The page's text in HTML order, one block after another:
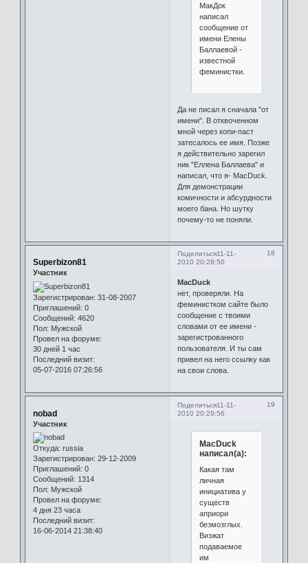
МакДок
написал
сообщение от
имени Елены
Баллаевой -
известной
феминистки.
Да не писал я сначала "от
имени". В отквоченном
мной через копи-паст
затесалось ее имя. Позже
я действительно зарегил
ник "Еллена Баллаева" и
написал, что я- MacDuck.
Для демонстрации
комичности и абсурдности
моего бана. Но шутку
почему-то не поняли.
Поделиться 18
11-11-
2010 20:28:50
Superbizon81
Участник
Зарегистрирован: 31-08-2007
Приглашений: 0
Сообщений: 4620
Пол: Мужской
Провел на форуме:
30 дней 1 час
Последний визит:
05-07-2016 07:26:56
MacDuck
нет, проверяли. На
феминистком сайте было
сообщение с твоими
словами от ее имени -
зарегистрованного
пользователя. И ты сам
привел на него ссылку как
на свои слова.
Поделиться 19
11-11-
2010 20:29:56
nobad
Участник
Откуда: russia
Зарегистрирован: 29-12-2009
Приглашений: 0
Сообщений: 1314
Пол: Мужской
Провел на форуме:
4 дня 23 часа
Последний визит:
16-06-2014 21:38:40
MacDuck
написал(а):
Какая там
личная
инициатива у
существ
априори
безмозглых.
Визжат
подаваемое
им